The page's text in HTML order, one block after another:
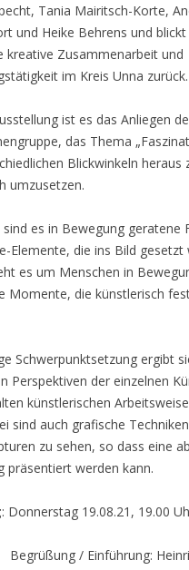
Tania Mairitsch-Korte,
und Heike Behrens und
kreative Zusammenarbeit und
im Kreis Unna zurück.
ist es das Anliegen
das Thema
Blickwinkeln heraus
umzusetzen.
es in Bewegung geratene
Elemente, die ins Bild gesetzt
es um Menschen in
Momente, die künstlerisch
Schwerpunktsetzung ergibt
Perspektiven der einzelnen
künstlerischen
sind auch grafische
zu sehen, so dass eine
präsentiert werden kann.
: Donnerstag 19.08.21, 19.00
Begrüßung / Einführung: